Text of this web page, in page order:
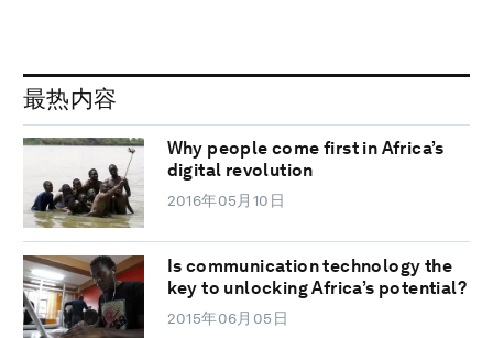
最热内容
Why people come first in Africa’s
digital revolution
2016年05月10日
Is communication technology the
key to unlocking Africa’s potential?
2015年06月05日